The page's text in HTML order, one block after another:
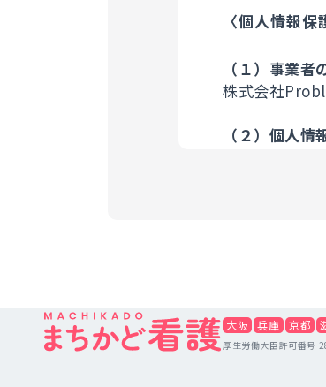
〈個人情報保
（１）事業
株式会社
（２）個人情
す。但し法令
（４）個人情
大阪 兵庫 京都
厚生労働大臣許可番号